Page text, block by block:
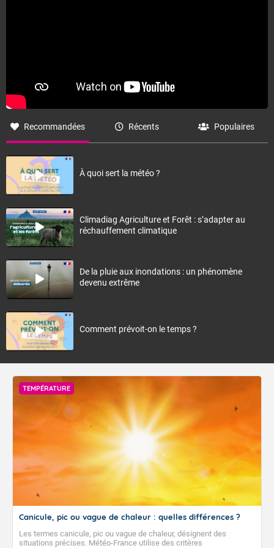
Recommandées Récents Populaires
À quoi sert la météo ?
Climadiag Agriculture et Forêt : s’adapter au
réchauffement climatique
De la pluie aux inondations : un phénomène
devenu extrême
Comment prévoit-on le temps ?
TEMPÉRATURE
Canicule, pic ou vague de chaleur : quelles différences ?
Les termes canicule, pic ou vague de chaleur, désignent des
situations précises. Météo-France utilise des critères